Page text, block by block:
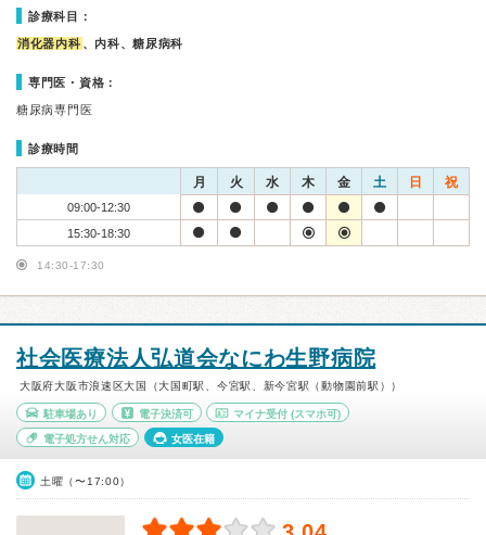
診療科目：
消化器内科 、内科、糖尿病科
専門医・資格：
糖尿病専門医
診療時間
月 火 水 木 金 土 日 祝
09:00-12:30
15:30-18:30
14:30-17:30
社会医療法人弘道会なにわ生野病院
大阪府大阪市浪速区大国（大国町駅、今宮駅、新今宮駅（動物園前駅））
駐車場あり 電子決済可 マイナ受付 (スマホ可)
電子処方せん対応 女医在籍
土曜（〜17:00）